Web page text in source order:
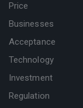
Price
Businesses
Acceptance
Technology
Investment
Regulation